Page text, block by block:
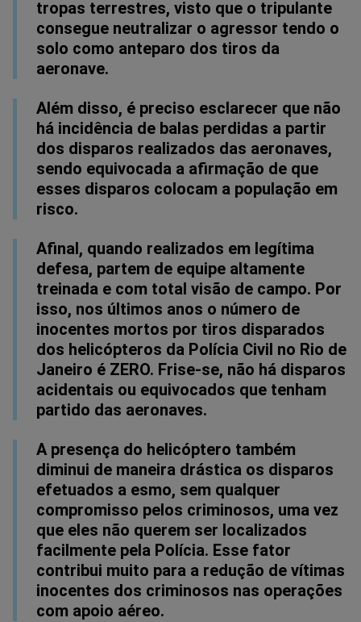
tropas terrestres, visto que o tripulante
consegue neutralizar o agressor tendo o
solo como anteparo dos tiros da
aeronave.
Além disso, é preciso esclarecer que não
há incidência de balas perdidas a partir
dos disparos realizados das aeronaves,
sendo equivocada a afirmação de que
esses disparos colocam a população em
risco.
Afinal, quando realizados em legítima
defesa, partem de equipe altamente
treinada e com total visão de campo. Por
isso, nos últimos anos o número de
inocentes mortos por tiros disparados
dos helicópteros da Polícia Civil no Rio de
Janeiro é ZERO. Frise-se, não há disparos
acidentais ou equivocados que tenham
partido das aeronaves.
A presença do helicóptero também
diminui de maneira drástica os disparos
efetuados a esmo, sem qualquer
compromisso pelos criminosos, uma vez
que eles não querem ser localizados
facilmente pela Polícia. Esse fator
contribui muito para a redução de vítimas
inocentes dos criminosos nas operações
com apoio aéreo.